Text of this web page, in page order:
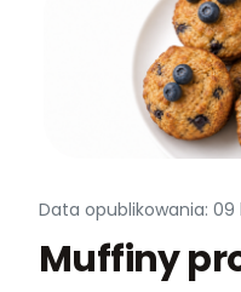
Data opublikowania: 09
Muffiny